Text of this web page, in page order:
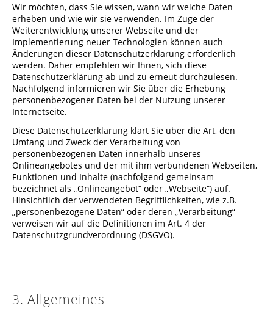
Wir möchten, dass Sie wissen, wann wir welche Daten
erheben und wie wir sie verwenden. Im Zuge der
Weiterentwicklung unserer Webseite und der
Implementierung neuer Technologien können auch
Änderungen dieser Datenschutzerklärung erforderlich
werden. Daher empfehlen wir Ihnen, sich diese
Datenschutzerklärung ab und zu erneut durchzulesen.
Nachfolgend informieren wir Sie über die Erhebung
personenbezogener Daten bei der Nutzung unserer
Internetseite.
Diese Datenschutzerklärung klärt Sie über die Art, den
Umfang und Zweck der Verarbeitung von
personenbezogenen Daten innerhalb unseres
Onlineangebotes und der mit ihm verbundenen Webseiten,
Funktionen und Inhalte (nachfolgend gemeinsam
bezeichnet als „Onlineangebot“ oder „Webseite“) auf.
Hinsichtlich der verwendeten Begrifflichkeiten, wie z.B.
„personenbezogene Daten“ oder deren „Verarbeitung“
verweisen wir auf die Definitionen im Art. 4 der
Datenschutzgrundverordnung (DSGVO).
3. Allgemeines